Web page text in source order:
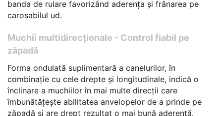
banda de rulare favorizând aderența și frânarea pe
carosabilul ud.
Muchii multidirecționale - Control fiabil pe
zăpadă
Forma ondulată suplimentară a canelurilor, în
combinație cu cele drepte și longitudinale, indică o
înclinare a muchiilor în mai multe direcții care
îmbunătățește abilitatea anvelopelor de a prinde pe
zăpadă și are drept rezultat o mai bună aderență.